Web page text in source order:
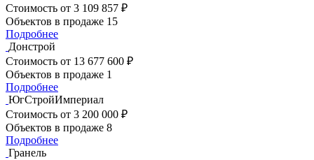
Стоимость от 3 109 857 ₽
Объектов в продаже 15
Подробнее
Донстрой
Стоимость от 13 677 600 ₽
Объектов в продаже 1
Подробнее
ЮгСтройИмпериал
Стоимость от 3 200 000 ₽
Объектов в продаже 8
Подробнее
Гранель